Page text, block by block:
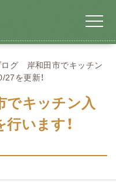
ログ 岸和田市でキッチン
を更新！
キッチン入
います！